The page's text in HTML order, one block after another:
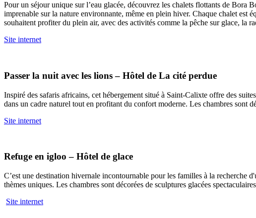
Pour un séjour unique sur l’eau glacée, découvrez les chalets flottants de
imprenable sur la nature environnante, même en plein hiver. Chaque chalet est
souhaitent profiter du plein air, avec des activités comme la pêche sur glace, la
Site internet
Passer la nuit avec les lions – Hôtel de La cité perdue
Inspiré des safaris africains, cet hébergement situé à Saint-Calixte offre des
dans un cadre naturel tout en profitant du confort moderne. Les chambres sont
Site internet
Refuge en igloo – Hôtel de glace
C’est une destination hivernale incontournable pour les familles à la recherche
thèmes uniques. Les chambres sont décorées de sculptures glacées
Site internet